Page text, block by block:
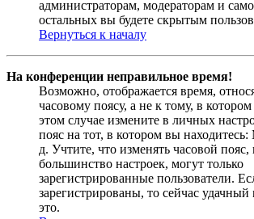
администраторам, модераторам и
остальных вы будете скрытым
Вернуться к началу
На конференции неправильное время!
Возможно, отображается время,
часовому поясу, а не к тому, в
этом случае измените в личных
пояс на тот, в котором вы
д. Учтите, что изменять часовой пояс,
большинство настроек, могут только
зарегистрированные пользователи.
зарегистрированы, то сейчас удачный
это.